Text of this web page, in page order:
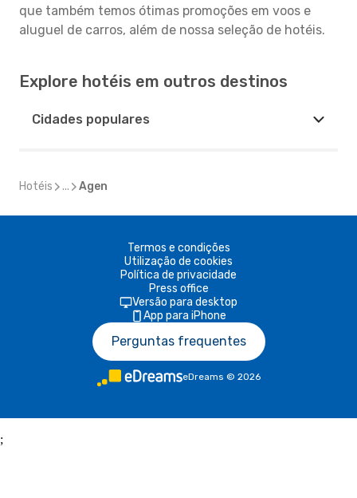
que também temos ótimas promoções em voos e
aluguel de carros, além de nossa seleção de hotéis.
Explore hotéis em outros destinos
Cidades populares
Hotéis ... Agen
Termos e condições
Utilização de cookies
Política de privacidade
Press office
Versão para desktop
App para iPhone
Perguntas frequentes
eDreams © 2026
;